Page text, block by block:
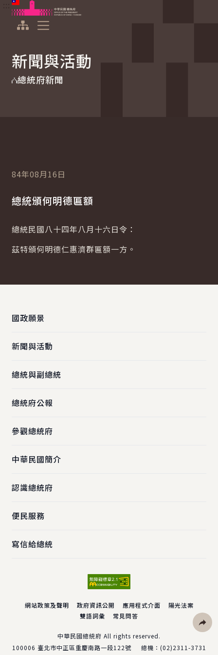
跳到主要內容
中華民國總統府
新聞與活動
總統府新聞
84年08月16日
總統頒何明德匾額
總統民國八十四年八月十六日令：
茲特頒何明德仁惠濟群匾額一方。
國政願景
新聞與活動
總統與副總統
總統府公報
參觀總統府
中華民國簡介
認識總統府
便民服務
寫信給總統
網站政策及聲明 政府資訊公開 應用程式介面
陽光法案
雙語詞彙
常見問答
中華民國總統府 All rights reserved.
100006 臺北市中正區重慶南路一段122號 總機： (02)2311-3731